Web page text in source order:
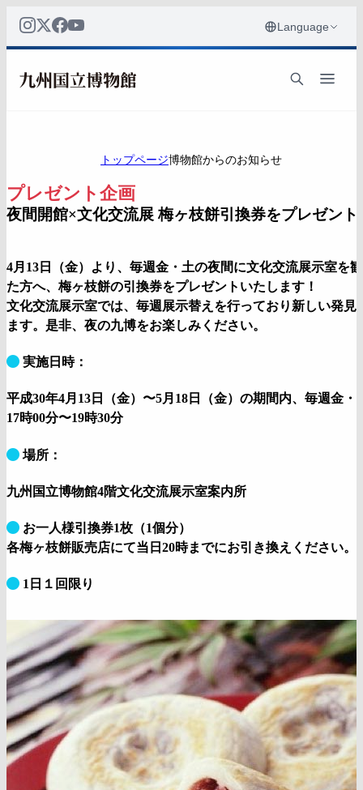
トップページ博物館からのお知らせ
プレゼント企画
夜間開館×文化交流展 梅ヶ枝餅引換券をプレゼント
4月13日（金）より、毎週金・土の夜間に文化交流展示室を
た方へ、梅ヶ枝餅の引換券をプレゼントいたします！
文化交流展示室では、毎週展示替えを行っており新しい発見
ます。是非、夜の九博をお楽しみください。
実施日時：
平成30年4月13日（金）〜5月18日（金）の期間内、毎週金・
17時00分〜19時30分
場所：
九州国立博物館4階文化交流展示室案内所
お一人様引換券1枚（1個分）
各梅ヶ枝餅販売店にて当日20時までにお引き換えください。
1日１回限り